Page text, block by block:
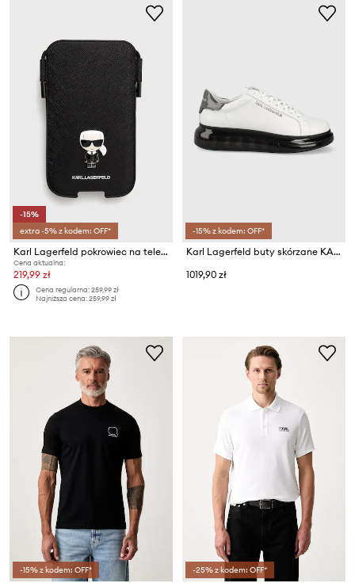
-15%
extra -5% z kodem: OFF*
Karl Lagerfeld pokrowiec na telefon Pokrowiec na telefon 6,1''
Cena aktualna:
219,99 zł
Cena regularna:259,99 zł
Najniższa cena:259,99 zł
-15% z kodem: OFF*
Karl Lagerfeld buty skórzane KAPRI KUSHION KL52625.010
1019,90 zł
-15% z kodem: OFF* -25% z kodem: OFF*